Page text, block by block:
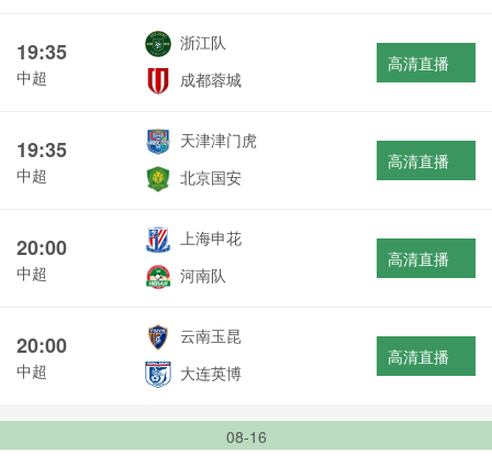
19:35
中超
浙江队
成都蓉城
高清直播
19:35
中超
天津津门虎
北京国安
高清直播
20:00
中超
上海申花
河南队
高清直播
20:00
中超
云南玉昆
大连英博
高清直播
08-16